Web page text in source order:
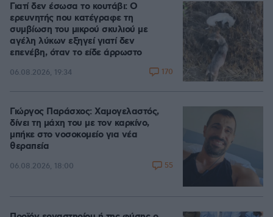
Γιατί δεν έσωσα το κουτάβι: Ο
ερευνητής που κατέγραφε τη
συμβίωση του μικρού σκυλιού με
αγέλη λύκων εξηγεί γιατί δεν
επενέβη, όταν το είδε άρρωστο
06.08.2026, 19:34 170
Γιώργος Παράσχος: Χαμογελαστός,
δίνει τη μάχη του με τον καρκίνο,
μπήκε στο νοσοκομείο για νέα
θεραπεία
06.08.2026, 18:00 55